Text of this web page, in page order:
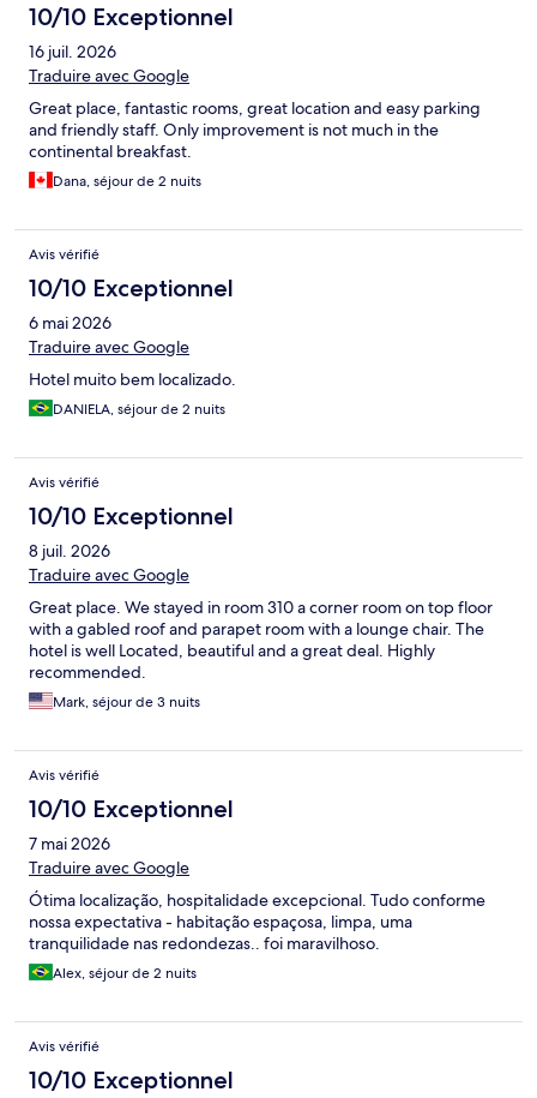
10/10 Exceptionnel
16 juil. 2026
Traduire avec Google
Great place, fantastic rooms, great location and easy parking
and friendly staff. Only improvement is not much in the
continental breakfast.
Dana, séjour de 2 nuits
Avis vérifié
10/10 Exceptionnel
6 mai 2026
Traduire avec Google
Hotel muito bem localizado.
DANIELA, séjour de 2 nuits
Avis vérifié
10/10 Exceptionnel
8 juil. 2026
Traduire avec Google
Great place. We stayed in room 310 a corner room on top floor
with a gabled roof and parapet room with a lounge chair. The
hotel is well Located, beautiful and a great deal. Highly
recommended.
Mark, séjour de 3 nuits
Avis vérifié
10/10 Exceptionnel
7 mai 2026
Traduire avec Google
Ótima localização, hospitalidade excepcional. Tudo conforme
nossa expectativa - habitação espaçosa, limpa, uma
tranquilidade nas redondezas.. foi maravilhoso.
Alex, séjour de 2 nuits
Avis vérifié
10/10 Exceptionnel